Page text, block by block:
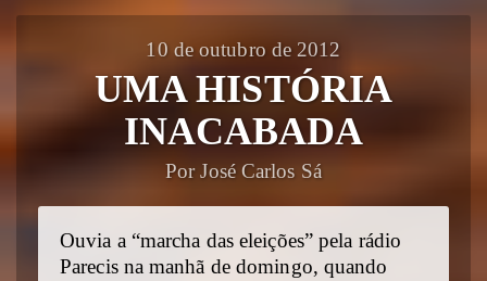
10 de outubro de 2012
UMA HISTÓRIA
INACABADA
Por José Carlos Sá
Ouvia a “marcha das eleições” pela rádio
Parecis na manhã de domingo, quando